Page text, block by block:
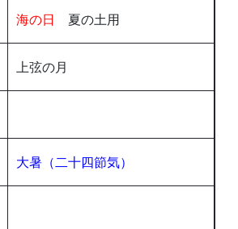
海の日 夏の土用
上弦の月
大暑（二十四節気）